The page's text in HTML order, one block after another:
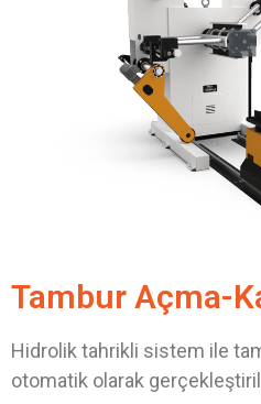
Tambur Açma-
Hidrolik tahrikli sistem ile
otomatik olarak